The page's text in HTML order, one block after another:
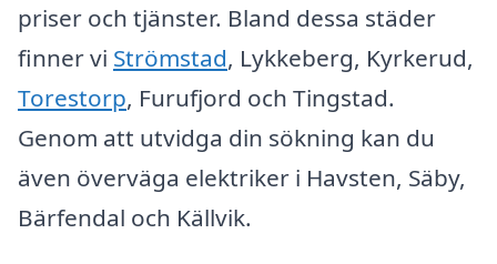
priser och tjänster. Bland dessa städer
finner vi Strömstad, Lykkeberg, Kyrkerud,
Torestorp, Furufjord och Tingstad.
Genom att utvidga din sökning kan du
även överväga elektriker i Havsten, Säby,
Bärfendal och Källvik.